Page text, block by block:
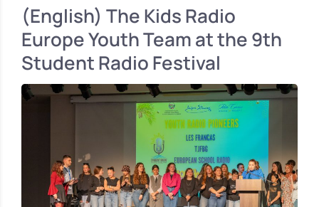
(English) The Kids Radio
Europe Youth Team at the 9th
Student Radio Festival